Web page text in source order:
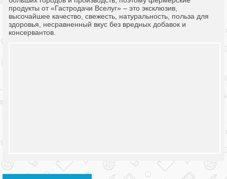
продукты от «Гастродачи Вселуг» – это эксклюзив,
высочайшее качество, свежесть, натуральность, польза для
здоровья, несравненный вкус без вредных добавок и
консервантов.